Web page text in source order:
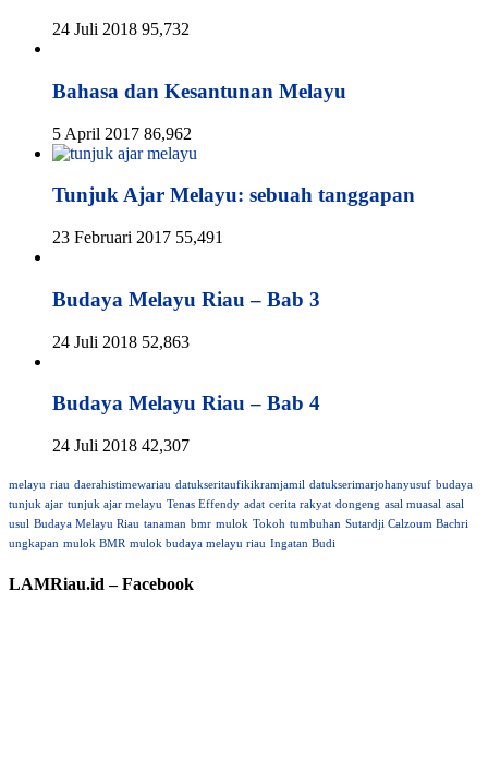
24 Juli 2018 95,732
Bahasa dan Kesantunan Melayu
5 April 2017 86,962
Tunjuk Ajar Melayu: sebuah tanggapan
23 Februari 2017 55,491
Budaya Melayu Riau – Bab 3
24 Juli 2018 52,863
Budaya Melayu Riau – Bab 4
24 Juli 2018 42,307
melayu riau daerahistimewariau datukseritaufikikramjamil datukserimarjohanyusuf budaya
tunjuk ajar tunjuk ajar melayu Tenas Effendy adat cerita rakyat dongeng asal muasal asal
usul Budaya Melayu Riau tanaman bmr mulok Tokoh tumbuhan Sutardji Calzoum Bachri
ungkapan mulok BMR mulok budaya melayu riau Ingatan Budi
LAMRiau.id – Facebook